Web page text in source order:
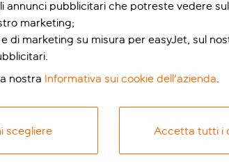
annunci pubblicitari che potreste vedere
marketing;
di marketing su misura per easyJet, sul
nostra Informativa sui cookie dell'azienda.
scegliere Accetta tutti i